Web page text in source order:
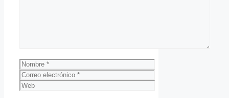
Nombre
Correo
electrónico
Web